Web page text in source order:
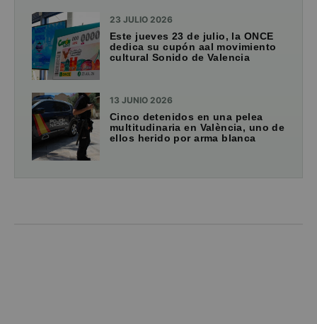
23 JULIO 2026
Este jueves 23 de julio, la ONCE
dedica su cupón aal movimiento
cultural Sonido de Valencia
13 JUNIO 2026
Cinco detenidos en una pelea
multitudinaria en València, uno de
ellos herido por arma blanca